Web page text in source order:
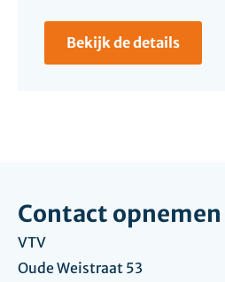
Bekijk de details
Contact opnemen
VTV
Oude Weistraat 53